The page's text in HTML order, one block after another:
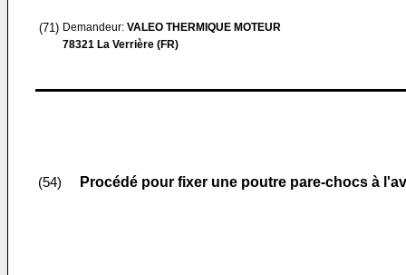
(71) Demandeur: VALEO THERMIQUE MOTEUR
78321 La Verrière (FR)
(54) Procédé pour fixer une poutre pare-chocs à